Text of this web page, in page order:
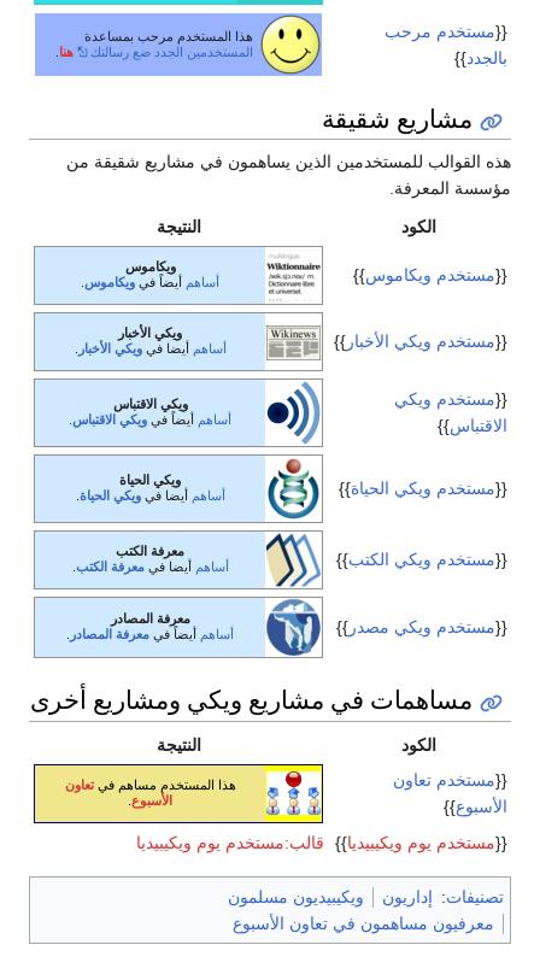
{{مستخدم مرحب
بالجدد}}
هذا المستخدم مرحب بمساعدة
المستخدمين الجدد ضع رسالتك هنا
مشاريع شقيقة
هذه القوالب للمستخدمين الذين يساهمون في مشاريع شقيقة من
مؤسسة المعرفة.
الكود
النتيجة
{{مستخدم ويكاموس}}
ويكاموس
أساهم
أيضاً في ويكاموس
{{مستخدم ويكي الأخبار }}
ويكي الأخبار
أساهم
أيضا فيويكي الأخبار
{{مستخدم ويكي
الاقتباس}}
ويكي الاقتباس
أساهم
أيضاً في ويكي الاقتباس
{{مستخدم ويكي الحياة}}
ويكي الحياة
أساهم
أيضا فيويكي الحياة
{{مستخدم ويكي الكتب}}
معرفة الكتب
أساهم
أيضا فيمعرفة الكتب
{{مستخدم ويكي مصدر }}
معرفة المصادر
أساهم
أيضاً في معرفة المصادر
مساهمات في مشاريع ويكي ومشاريع أخرى
الكود
النتيجة
{{مستخدم تعاون
الأسبوع}}
هذا المستخدم مساهم فيتعاون
الأسبوع
{{مستخدم يوم ويكيبيديا}} قالب:مستخدم يوم ويكيبيديا
تصنيفات: إداريون
ويكيبيديون مسلمون
معرفيون مساهمون في تعاون الأسبوع